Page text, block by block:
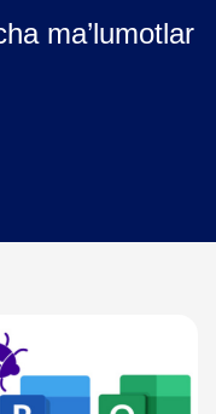
ma’lumotlar